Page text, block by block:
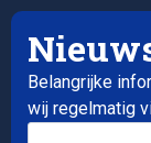
Belangrijke
wij regelmatig
Email